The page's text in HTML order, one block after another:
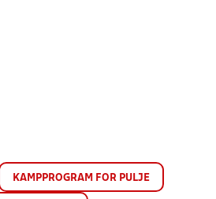
KAMPPROGRAM FOR PULJE